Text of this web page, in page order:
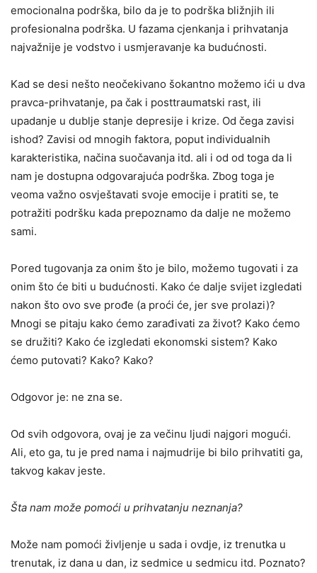
emocionalna podrška, bilo da je to podrška bližnjih ili
profesionalna podrška. U fazama cjenkanja i prihvatanja
najvažnije je vodstvo i usmjeravanje ka budućnosti.
Kad se desi nešto neočekivano šokantno možemo ići u dva
pravca-prihvatanje, pa čak i posttraumatski rast, ili
upadanje u dublje stanje depresije i krize. Od čega zavisi
ishod? Zavisi od mnogih faktora, poput individualnih
karakteristika, načina suočavanja itd. ali i od od toga da li
nam je dostupna odgovarajuća podrška. Zbog toga je
veoma važno osvještavati svoje emocije i pratiti se, te
potražiti podršku kada prepoznamo da dalje ne možemo
sami.
Pored tugovanja za onim što je bilo, možemo tugovati i za
onim što će biti u budućnosti. Kako će dalje svijet izgledati
nakon što ovo sve prođe (a proći će, jer sve prolazi)?
Mnogi se pitaju kako ćemo zarađivati za život? Kako ćemo
se družiti? Kako će izgledati ekonomski sistem? Kako
ćemo putovati? Kako? Kako?
Odgovor je: ne zna se.
Od svih odgovora, ovaj je za večinu ljudi najgori mogući.
Ali, eto ga, tu je pred nama i najmudrije bi bilo prihvatiti ga,
takvog kakav jeste.
Šta nam može pomoći u prihvatanju neznanja?
Može nam pomoći življenje u sada i ovdje, iz trenutka u
trenutak, iz dana u dan, iz sedmice u sedmicu itd. Poznato?